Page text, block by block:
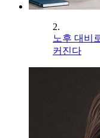
2.
노후 대비
커진다